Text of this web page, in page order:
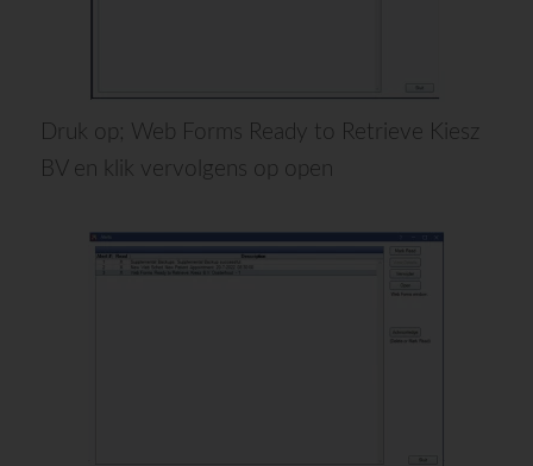
Druk op; Web Forms Ready to Retrieve Kiesz
BV en klik vervolgens op open